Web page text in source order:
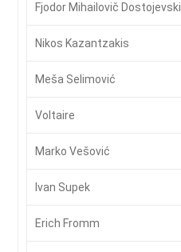
Fjodor Mihailovič Dostojevski
Nikos Kazantzakis
Meša Selimović
Voltaire
Marko Vešović
Ivan Supek
Erich Fromm